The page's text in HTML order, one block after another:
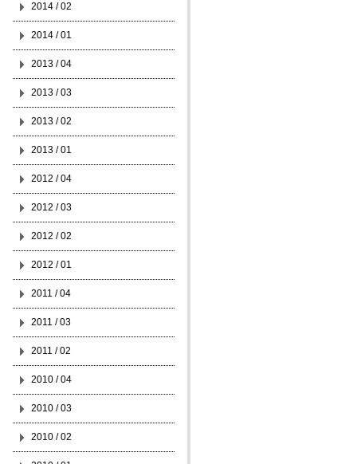
2014 / 02
2014 / 01
2013 / 04
2013 / 03
2013 / 02
2013 / 01
2012 / 04
2012 / 03
2012 / 02
2012 / 01
2011 / 04
2011 / 03
2011 / 02
2010 / 04
2010 / 03
2010 / 02